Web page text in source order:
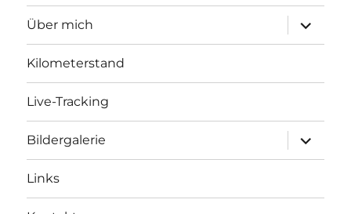
Über mich
öffnen
Kilometerstand
Live-Tracking
Bildergalerie
öffnen
Links